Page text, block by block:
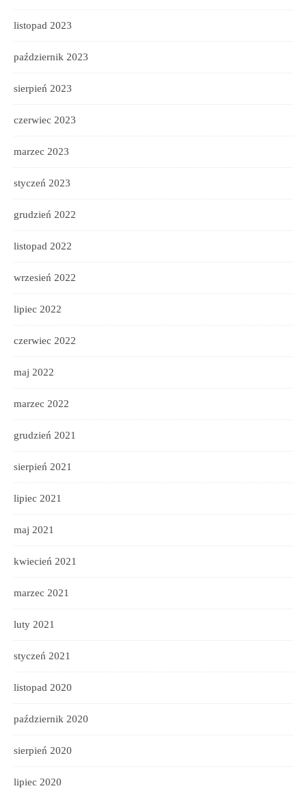
listopad 2023
październik 2023
sierpień 2023
czerwiec 2023
marzec 2023
styczeń 2023
grudzień 2022
listopad 2022
wrzesień 2022
lipiec 2022
czerwiec 2022
maj 2022
marzec 2022
grudzień 2021
sierpień 2021
lipiec 2021
maj 2021
kwiecień 2021
marzec 2021
luty 2021
styczeń 2021
listopad 2020
październik 2020
sierpień 2020
lipiec 2020